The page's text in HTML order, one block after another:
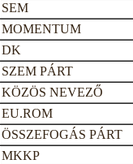
SEM
MOMENTUM
DK
SZEM PÁRT
KÖZÖS NEVEZŐ
EU.ROM
ÖSSZEFOGÁS PÁRT
MKKP